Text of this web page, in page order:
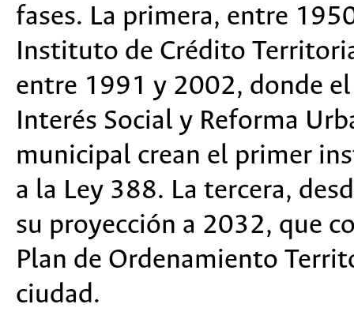
fases. La primera, entre
Instituto de Crédito
entre 1991 y 2002, donde
Interés Social y Reforma
municipal crean el primer
a la Ley 388. La tercera,
su proyección a 2032, que
Plan de Ordenamiento
ciudad.